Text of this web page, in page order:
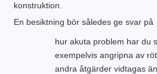
konstruktion.
En besiktning bör således ge svar på
hur akuta problem har du
exempelvis angripna av
andra åtgärder vidtagas